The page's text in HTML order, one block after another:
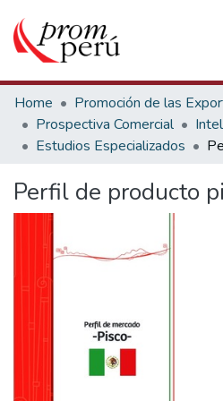
Communities & Collections
All of DSpace
Statistics
Home
Prospectiva Comercial
Estudios Especializados
Perfil de producto